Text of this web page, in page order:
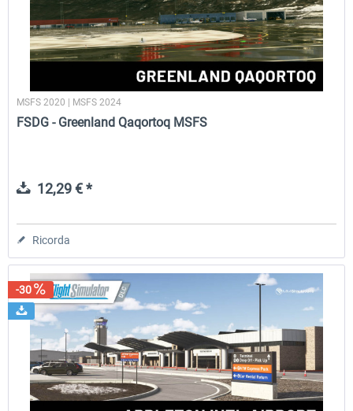
MSFS 2020 | MSFS 2024
FSDG - Greenland Qaqortoq MSFS
12,29 € *
Ricorda
-30